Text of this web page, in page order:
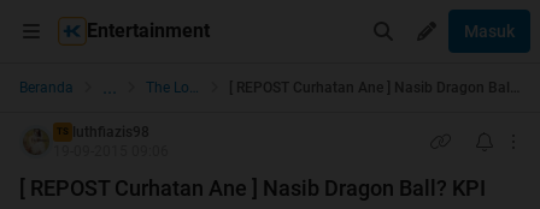
Entertainment Masuk
Beranda ... The Lounge
TS
luthfiazis98
[ REPOST Curhatan Ane ] Nasib Dragon Ball? KPI